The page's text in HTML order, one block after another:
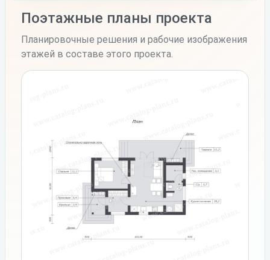
Поэтажные планы проекта
Планировочные решения и рабочие изображения
этажей в составе этого проекта.